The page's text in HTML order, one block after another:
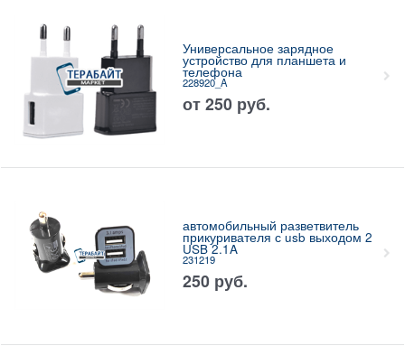
Универсальное зарядное
устройство для планшета и
телефона
228920_A
от 250 руб.
автомобильный разветвитель
прикуривателя с usb выходом 2
USB 2.1A
231219
250 руб.